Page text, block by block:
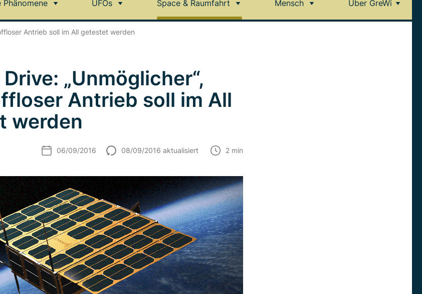
Phänomene UFOs Space & Raumfahrt Mensch Über GreWi
Antrieb soll im All getestet werden
„Unmöglicher“,
Antrieb soll im All
werden
06/09/2016 08/09/2016 aktualisiert 2 min